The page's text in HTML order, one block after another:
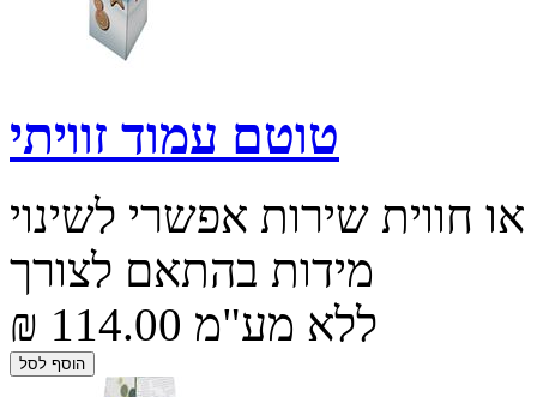
טוטם עמוד זוויתי
חווית שירות אפשרי לשינוי
מידות בהתאם לצורך
₪ 114.00 ללא מע"מ